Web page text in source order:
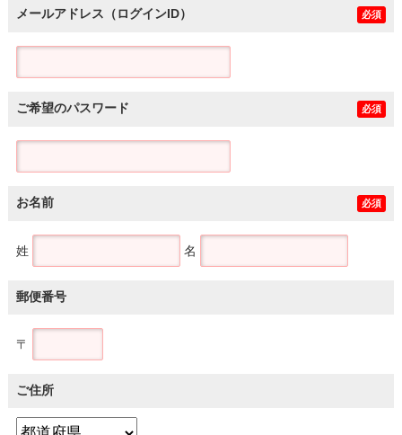
メールアドレス（ログインID） 必須
ご希望のパスワード 必須
お名前 必須
姓 名
郵便番号
〒
ご住所